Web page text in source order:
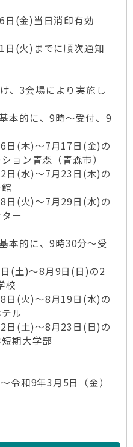
日(金)当日消印有効
日(火)までに順次通知
、3会場により実施し
本的に、9時～受付、9
日(木)～7月17日(金)の
ョン青森（青森市）
日(水)～7月23日(木)の
日(火)～7月29日(水)の
ー
本的に、9時30分～受
日(土)～8月9日(日)の2
校
日(火)～8月19日(水)の
ル
日(土)～8月23日(日)の
期大学部
令和9年3月5日（金）